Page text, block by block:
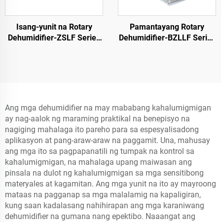
Isang-yunit na Rotary
Dehumidifier-ZSLF Series
Pamantayang Rotary
Dehumidifier-BZLLF Series
Ang mga dehumidifier na may mababang kahalumigmigan
ay nag-aalok ng maraming praktikal na benepisyo na
nagiging mahalaga ito pareho para sa espesyalisadong
aplikasyon at pang-araw-araw na paggamit. Una, mahusay
ang mga ito sa pagpapanatili ng tumpak na kontrol sa
kahalumigmigan, na mahalaga upang maiwasan ang
pinsala na dulot ng kahalumigmigan sa mga sensitibong
materyales at kagamitan. Ang mga yunit na ito ay mayroong
mataas na pagganap sa mga malalamig na kapaligiran,
kung saan kadalasang nahihirapan ang mga karaniwang
dehumidifier na gumana nang epektibo. Naaangat ang